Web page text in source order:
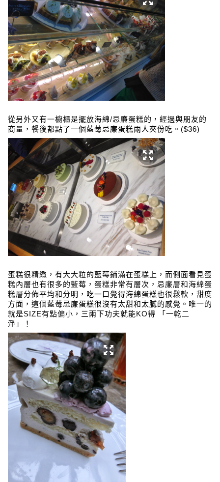
從另外又有一櫥櫃是擺放海綿/忌廉蛋糕的，經過與朋友的
商量，餐後都點了一個藍莓忌廉蛋糕兩人夾份吃。($36)
蛋糕很精緻，有大大粒的藍莓鋪滿在蛋糕上，而側面看見蛋
糕內層也有很多的藍莓，蛋糕非常有層次，忌廉層和海綿蛋
糕層分佈平均和分明，吃一口覺得海綿蛋糕也很鬆軟，甜度
方面，這個藍莓忌廉蛋糕很沒有太甜和太膩的感覺。唯一的
就是SIZE有點偏小，三兩下功夫就能KO得
「 一乾二
淨 」 ！